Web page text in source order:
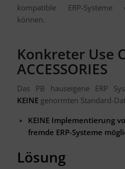
kompatible ERP-Systeme
können.
Konkreter Use
ACCESSORIES
Das PB hauseigene ERP
KEINEgenormten Standard-
KEINE Implementierung
fremde ERP-Systeme
Lösung